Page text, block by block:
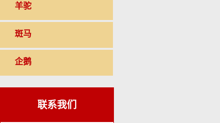
羊驼
斑马
企鹅
联系我们